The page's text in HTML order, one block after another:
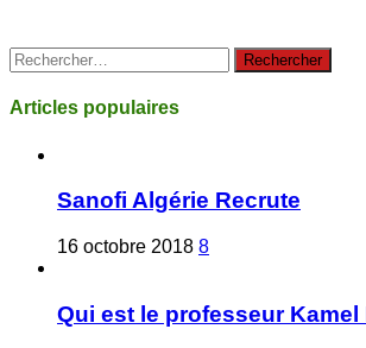
Rechercher :
Articles populaires
Sanofi Algérie Recrute
16 octobre 2018 8
Qui est le professeur Kamel